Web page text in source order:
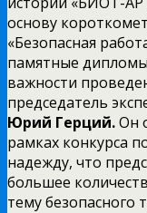
основу
«Безопасная
памятные
важности
председатель
Юрий Герций.Он
рамках конкурса
надежду, что
большее
тему безопасного